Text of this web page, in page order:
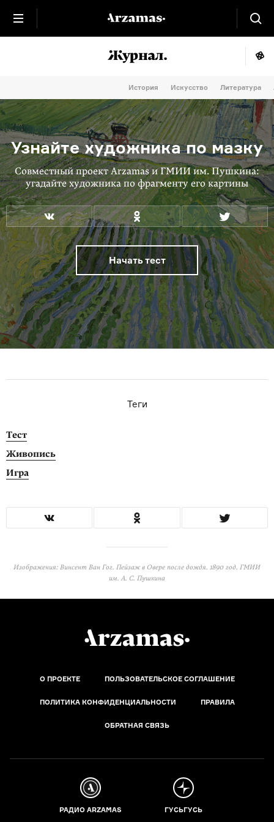
История Искусство Литература
Узнайте художника по мазку
Совместный проект Arzamas и ГМИИ им. Пушкина:
угадайте художника по фрагменту его картины
Начать тест
Теги
Тест
Живопись
Игра
Изображения: Винсент Ван Гог. Пейзаж в Овере после дождя. 1890 год. ГМИИ
им. А. С. Пушкина
О ПРОЕКТЕ ПОЛЬЗОВАТЕЛЬСКОЕ СОГЛАШЕНИЕ
ПОЛИТИКА КОНФИДЕНЦИАЛЬНОСТИ ПРАВИЛА
ОБРАТНАЯ СВЯЗЬ
РАДИО ARZAMAS ГУСЬГУСЬ